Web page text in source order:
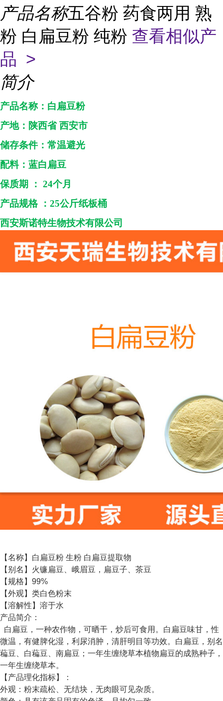
产品名称五谷粉 药食两用 熟
粉 白扁豆粉 纯粉 查看相似产
品 >
简介
产品名称：白扁豆粉
产地： 陕西省 西安市
储存条件：常温避光
配料： 蓝白扁豆
保质期
： 24个月
产品规格
： 25公斤纸板桶
西安斯诺特生物技术有限公司
【名称】白扁豆粉 生粉 白扁豆提取物
【别名】火镰扁豆、峨眉豆，扁豆子、茶豆
【规格】99%
【外观】类白色粉末
【溶解性】溶于水
产品简介：
白扁豆，一种农作物，可晒干，炒后可食用。白扁豆味甘，性
微温，有健脾化湿，利尿消肿，清肝明目等功效。白扁豆，别名
藊豆、白藊豆、南扁豆；一年生缠绕草本植物扁豆的成熟种子，
一年生缠绕草本。
【产品理化指标】：
外观：粉末疏松、无结块，无肉眼可见杂质。